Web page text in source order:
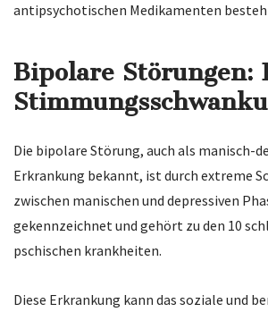
antipsychotischen Medikamenten
Bipolare Störungen:
Die bipolare Störung, auch als manisch-
Erkrankung bekannt, ist durch extreme
zwischen manischen und depressiven
gekennzeichnet und gehört zu den 10
pschischen krankheiten.
Diese Erkrankung kann das soziale und